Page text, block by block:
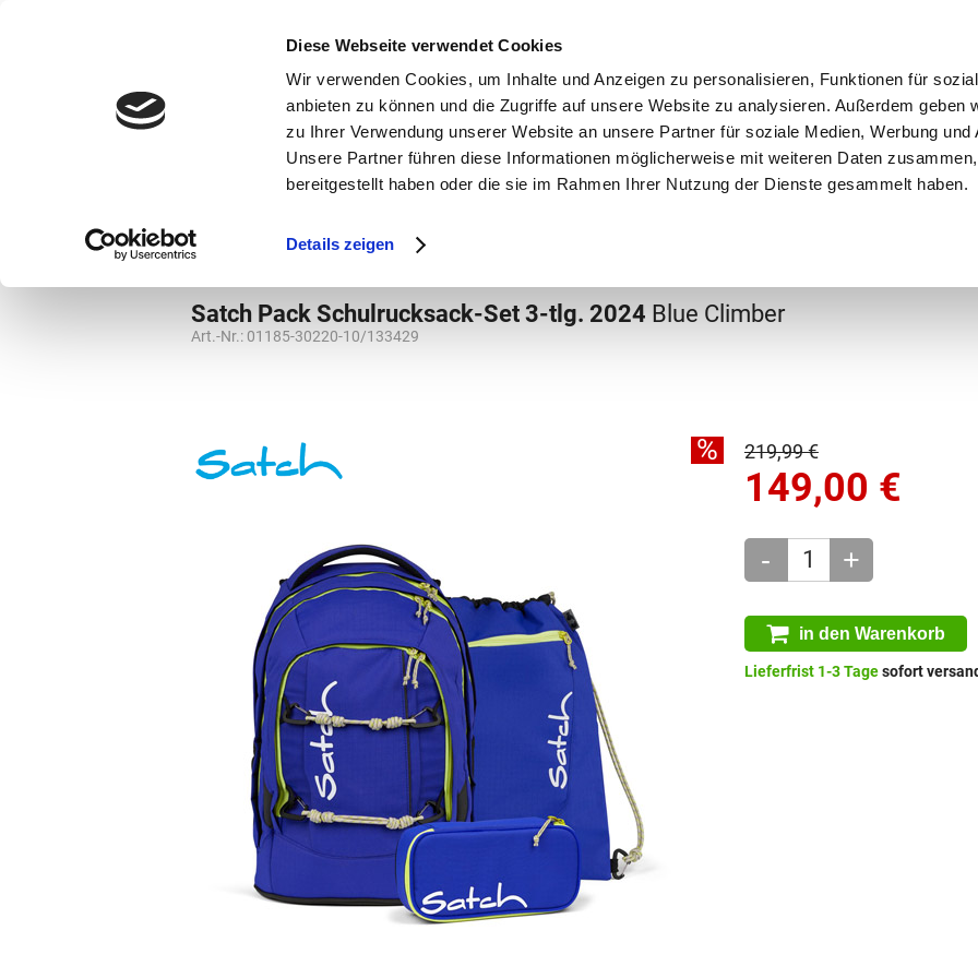
Diese Webseite verwendet Cookies
Wir verwenden Cookies, um Inhalte und Anzeigen zu personalisieren, Funktionen für
anbieten zu können und die Zugriffe auf unsere Website zu analysieren. Außerdem geben
zu Ihrer Verwendung unserer Website an unsere Partner für soziale Medien, Werbung und
Unsere Partner führen diese Informationen möglicherweise mit weiteren Daten
bereitgestellt haben oder die sie im Rahmen Ihrer Nutzung der Dienste gesammelt haben.
Details zeigen
bestellen und ausdrucken
3 x täglich an Werktagen!
Satch Pack Schulrucksack-Set 3-tlg. 2024 Blue Climber
Art.-Nr.:01185-30220-10/133429
% 219,99 €
149,00 €
- +
in den Warenkorb
Lieferfrist 1-3 Tagesofort